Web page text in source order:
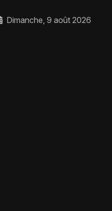
Dimanche, 9 août 2026